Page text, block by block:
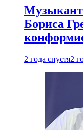
Музыкант
Бориса
2 года спустя2